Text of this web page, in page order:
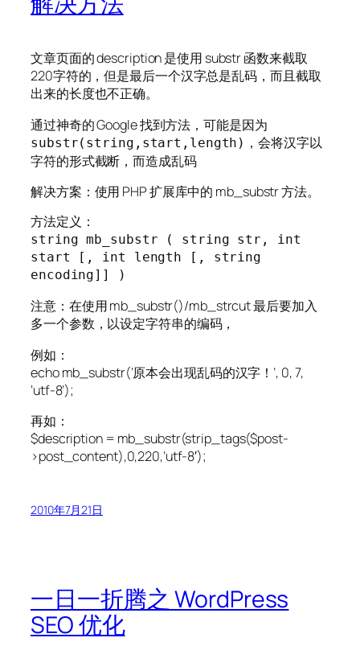
文章页面的 description 是使用 substr 函数来截取
220字符的，但是最后一个汉字总是乱码，而且截取
出来的长度也不正确。
通过神奇的 Google 找到方法，可能是因为
substr(string,start,length) ，会将汉字以
字符的形式截断，而造成乱码
解决方案：使用 PHP 扩展库中的 mb_substr 方法。
方法定义：
string mb_substr ( string str, int
start [, int length [, string
encoding]] )
注意：在使用 mb_substr()/mb_strcut 最后要加入
多一个参数，以设定字符串的编码，
例如：
echo mb_substr(‘原本会出现乱码的汉字！’, 0, 7,
‘utf-8’);
再如：
$description = mb_substr(strip_tags($post-
>post_content),0,220,’utf-8′);
2010年7月21日
一日一折腾之 WordPress
SEO 优化